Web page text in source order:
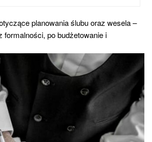
planowania ślubu oraz wesela –
formalności, po budżetowanie i